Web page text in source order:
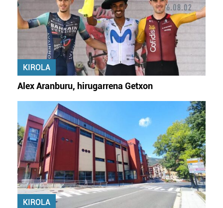
KIROLA
Alex Aranburu, hirugarrena Getxon
KIROLA